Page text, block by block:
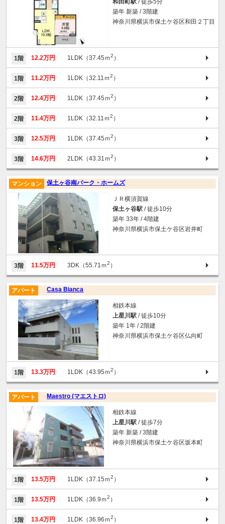
和田町駅 / 徒歩5分
築年 新築 / 3階建
神奈川県横浜市保土ケ谷区和田２丁目
1階 12.2万円 1LDK（37.45ｍ2 ）
1階 11.2万円 1LDK（32.11ｍ2 ）
2階 12.4万円 1LDK（37.45ｍ2 ）
2階 11.4万円 1LDK（32.11ｍ2 ）
3階 12.5万円 1LDK（37.45ｍ2 ）
3階 14.6万円 2LDK（43.31ｍ2 ）
保土ヶ谷南パーク・ホームズ
マンション
ＪＲ横須賀線
保土ヶ谷駅 / 徒歩10分
築年 33年 / 4階建
神奈川県横浜市保土ケ谷区岩井町
3階 11.5万円 3DK（55.71ｍ2 ）
Casa Bianca
アパート
相鉄本線
上星川駅 / 徒歩10分
築年 1年 / 2階建
神奈川県横浜市保土ケ谷区仏向町
1階 13.3万円 1LDK（43.95ｍ2 ）
Maestro (マエストロ)
アパート
相鉄本線
上星川駅 / 徒歩7分
築年 新築 / 3階建
神奈川県横浜市保土ケ谷区坂本町
1階 13.5万円 1LDK（37.15ｍ2 ）
1階 13.5万円 1LDK（36.9ｍ2 ）
1階 13.4万円 1LDK（36.96ｍ2 ）